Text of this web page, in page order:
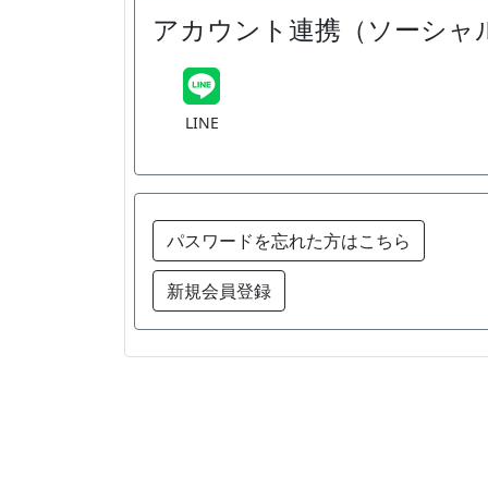
アカウント連携（ソーシャ
LINE
パスワードを忘れた方はこちら
新規会員登録